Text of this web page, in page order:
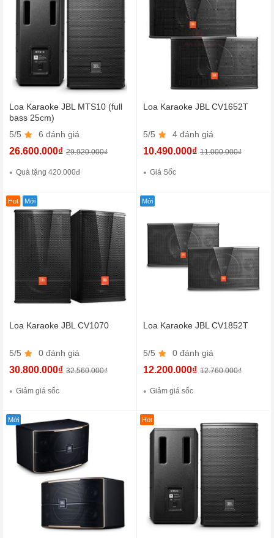
Loa Karaoke JBL MTS10 (full
bass 25cm)
5/5
6 đánh giá
26.600.000₫ 29.920.000₫
Quà tặng 420.000đ
Loa Karaoke JBL CV1652T
5/5 4 đánh giá
10.490.000₫ 11.000.000₫
Giá Sốc
Loa Karaoke JBL CV1070
5/5 0 đánh giá
30.800.000₫ 32.560.000₫
Giảm giá sốc
Hot Mới
Loa Karaoke JBL CV1852T
5/5 0 đánh giá
12.200.000₫ 12.760.000₫
Giảm giá sốc
Mới
Mới Hot